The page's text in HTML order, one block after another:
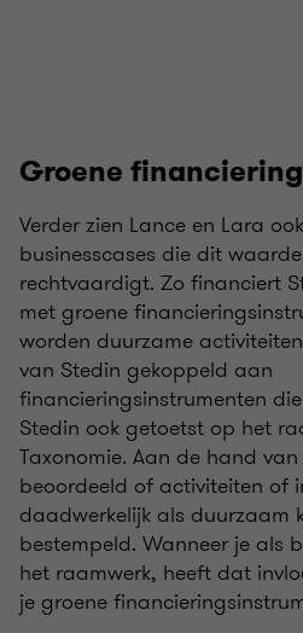
Groene financiering
Verder zien Lance en Lara
businesscases die dit
rechtvaardigt. Zo financiert
met groene
worden duurzame
van Stedin gekoppeld aan
financieringsinstrumenten
Stedin ook getoetst op het
Taxonomie. Aan de hand
beoordeeld of activiteiten of
daadwerkelijk als duurzaam
bestempeld. Wanneer je als
het raamwerk, heeft dat
je groene